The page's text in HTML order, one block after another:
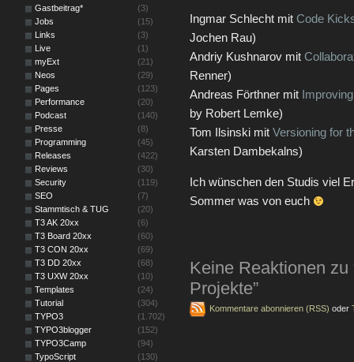
Ingmar Schlecht mit Code
Jochen Rau)
Andriy Kushnarov mit
Renner)
Andreas Förthner mit
by Robert Lemke)
Tom Ilsinski mit Versioning for
Karsten Dambekalns)
Ich wünschen den Studis viel
Sommer was von euch
Keine Reaktionen
Projekte”
Kommentare abonnieren (RSS) oder
Gastbeitrag*
(3)
Jobs
(15)
Links
(3)
Live
(1)
myExt
(21)
Neos
(29)
Pages
(123)
Performance
(20)
Podcast
(140)
Presse
(8)
Programming
(45)
Releases
(422)
Reviews
(30)
Security
(119)
SEO
(7)
Stammtisch & TUG
(20)
T3 AK 20xx
(6)
T3 Board 20xx
(60)
T3 CON 20xx
(69)
T3 DD 20xx
(68)
T3 UXW 20xx
(10)
Templates
(24)
Tutorial
(304)
TYPO3
(1.702)
TYPO3blogger
(152)
TYPO3Camp
(94)
TypoScript
(130)